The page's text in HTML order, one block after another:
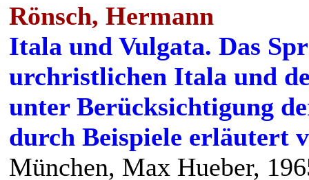
Rönsch, Hermann
Itala und Vulgata. Das
urchristlichen Itala und
unter Berücksichtigung
durch Beispiele erläutert
München, Max Hueber,